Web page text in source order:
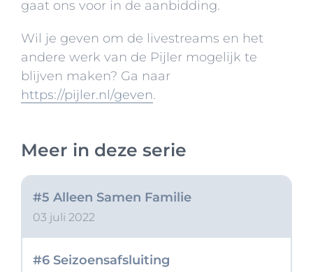
gaat ons voor in de aanbidding.
Wil je geven om de livestreams en het
andere werk van de Pijler mogelijk te
blijven maken? Ga naar
https://pijler.nl/geven.
Meer in deze serie
Doopdienst
17 april 2022
26 juni 2022
#5 Alleen Samen Familie
03 juli 2022
#6 Seizoensafsluiting